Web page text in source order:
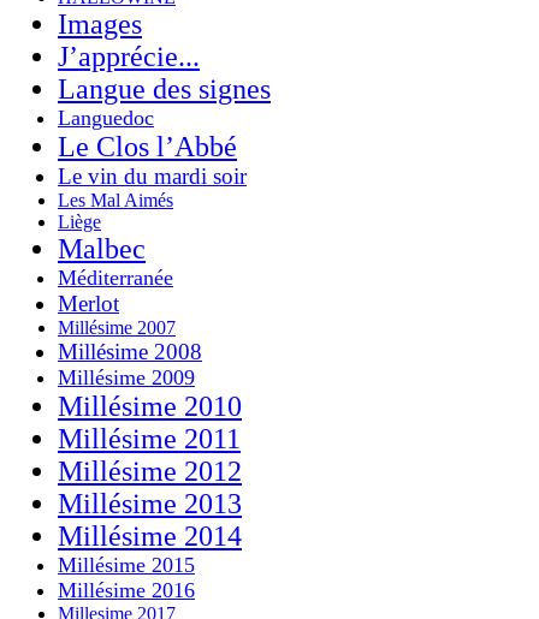
Images
J’apprécie...
Langue des signes
Languedoc
Le Clos l’Abbé
Le vin du mardi soir
Les Mal Aimés
Liège
Malbec
Méditerranée
Merlot
Millésime 2007
Millésime 2008
Millésime 2009
Millésime 2010
Millésime 2011
Millésime 2012
Millésime 2013
Millésime 2014
Millésime 2015
Millésime 2016
Millesime 2017